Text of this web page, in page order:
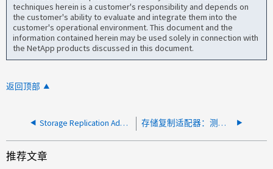
techniques herein is a customer's responsibility and depends on
the customer's ability to evaluate and integrate them into the
customer's operational environment. This document and the
information contained herein may be used solely in connection with
the NetApp products discussed in this document.
返回顶部
Storage Replication Adapter：testFailover失败、并显示"LUN is not accessible"错误 存储复制适配器：测试故障转移操作无法使用 SM-S 关系的最新数据
推荐文章